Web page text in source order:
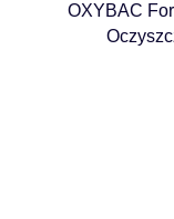
OXYBAC